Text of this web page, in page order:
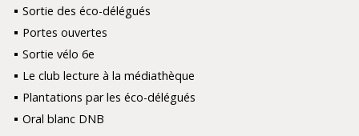
Sortie des éco-délégués
Portes ouvertes
Sortie vélo 6e
Le club lecture à la médiathèque
Plantations par les éco-délégués
Oral blanc DNB